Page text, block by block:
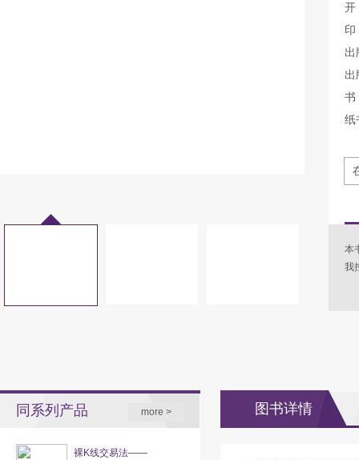
出
出
纸
本
我
同系列产品 more >
裸K线交易法——
图书详情